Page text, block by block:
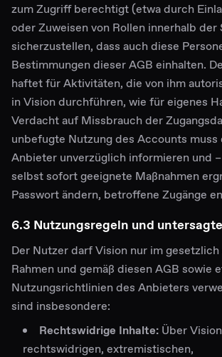
zum Zugriff berechtigt (etwa durch
oder Zuweisen von Rollen innerhalb der
sicherzustellen, dass auch diese
Bestimmungen dieser AGB einhalten.
haftet für Aktivitäten, die von ihm
in Vision durchführen, wie für eigenes
Verdacht auf Missbrauch der
unbefugte Nutzung des Accounts
Anbieter unverzüglich informieren und
selbst sofort geeignete Maßnahmen
Passwort ändern, betroffene Zugänge
6.3 Nutzungsregeln und
Der Nutzer darf Vision nur im
Rahmen und gemäß diesen AGB sowie
Nutzungsrichtlinien des Anbieters
sind insbesondere:
Rechtswidrige Inhalte: Über
rechtswidrigen, extremistischen,